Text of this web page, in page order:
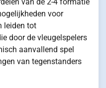
voor
leiden tot
door de vleugelspelers
aanvallend spel
van tegenstanders